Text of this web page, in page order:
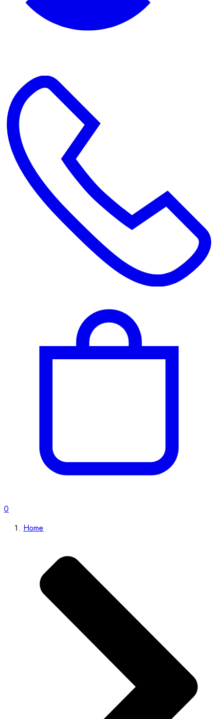
0
Home